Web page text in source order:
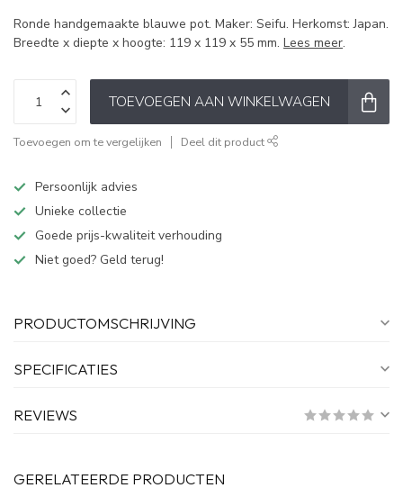
Ronde handgemaakte blauwe pot. Maker: Seifu. Herkomst: Japan.
Breedte x diepte x hoogte: 119 x 119 x 55 mm. Lees meer.
TOEVOEGEN AAN WINKELWAGEN
Toevoegen om te vergelijken Deel dit product
Persoonlijk advies
Unieke collectie
Goede prijs-kwaliteit verhouding
Niet goed? Geld terug!
PRODUCTOMSCHRIJVING
SPECIFICATIES
REVIEWS
GERELATEERDE PRODUCTEN